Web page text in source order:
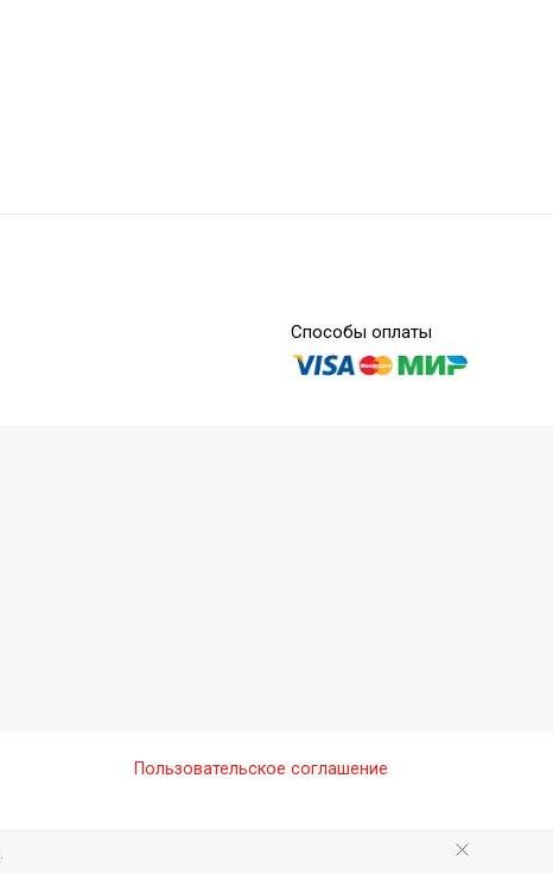
Способы оплаты
Пользовательское соглашение